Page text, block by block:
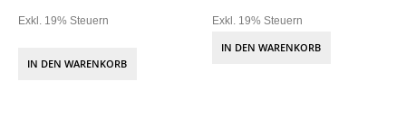
Exkl. 19% Steuern
IN DEN WARENKORB
Exkl. 19% Steuern
IN DEN WARENKORB